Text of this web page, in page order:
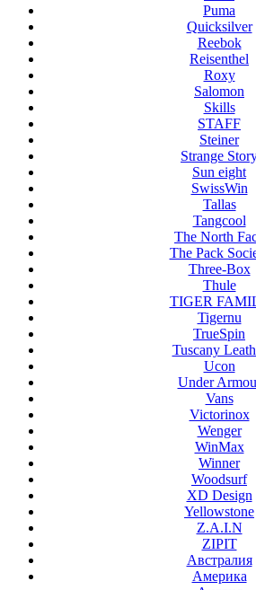
Puma
Quicksilver
Reebok
Reisenthel
Roxy
Salomon
Skills
STAFF
Steiner
Strange
Sun eight
SwissWin
Tallas
Tangcool
The North
The Pack
Three-Box
Thule
TIGER
Tigernu
TrueSpin
Tuscany
Ucon
Under
Vans
Victorinox
Wenger
WinMax
Winner
Woodsurf
XD Design
Yellowstone
Z.A.I.N
ZIPIT
Австралия
Америка